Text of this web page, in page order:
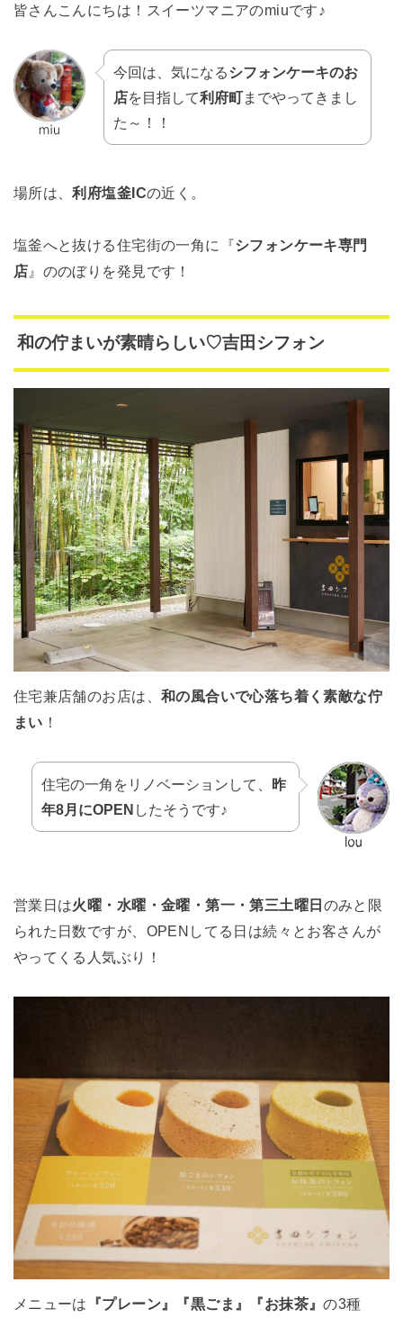
皆さんこんにちは！スイーツマニアのmiuです♪
今回は、気になるシフォンケーキのお
店を目指して利府町までやってきまし
た～！！
場所は、利府塩釜ICの近く。
塩釜へと抜ける住宅街の一角に『シフォンケーキ専門
店 』ののぼりを発見です！
和の佇まいが素晴らしい♡吉田シフォン
住宅兼店舗のお店は、 和の風合いで心落ち着く素敵な佇
まい ！
住宅の一角をリノベーションして、 昨
年8月にOPEN したそうです♪
営業日は火曜・水曜・金曜・第一・第三土曜日のみと限
られた日数ですが、OPENしてる日は続々とお客さんが
やってくる人気ぶり！
メニューは 『プレーン』『黒ごま』『お抹茶』の3種